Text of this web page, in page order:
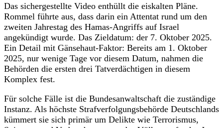
Das sichergestellte Video enthüllt die eiskalten Pläne.
Rommel führte aus, dass darin ein Attentat rund um den
zweiten Jahrestag des Hamas-Angriffs auf Israel
angekündigt wurde. Das Zieldatum: der 7. Oktober 2025.
Ein Detail mit Gänsehaut-Faktor: Bereits am 1. Oktober
2025, nur wenige Tage vor diesem Datum, nahmen die
Behörden die ersten drei Tatverdächtigen in diesem
Komplex fest.
Für solche Fälle ist die Bundesanwaltschaft die zuständige
Instanz. Als höchste Strafverfolgungsbehörde Deutschlands
kümmert sie sich primär um Delikte wie Terrorismus,